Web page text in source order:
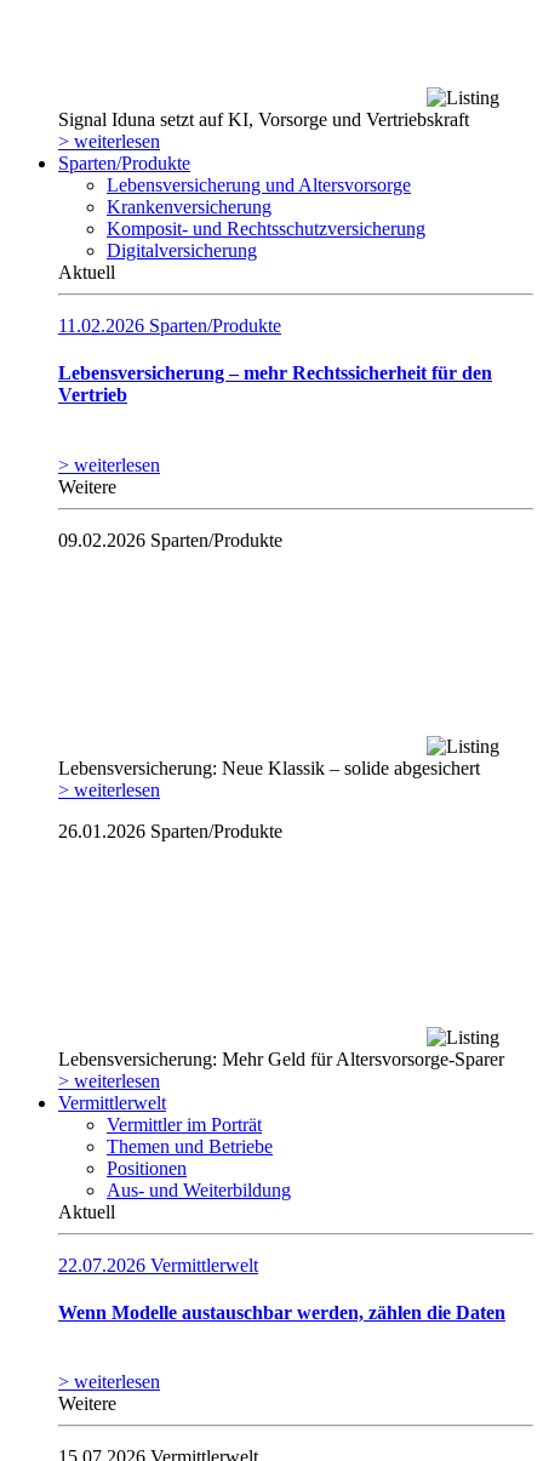
Signal Iduna setzt auf KI, Vorsorge und Vertriebskraft
> weiterlesen
Sparten/Produkte
Lebensversicherung und Altersvorsorge
Krankenversicherung
Komposit- und Rechtsschutzversicherung
Digitalversicherung
Aktuell
11.02.2026 Sparten/Produkte
Lebensversicherung – mehr Rechtssicherheit für den
Vertrieb
> weiterlesen
Weitere
09.02.2026 Sparten/Produkte
Lebensversicherung: Neue Klassik – solide abgesichert
> weiterlesen
26.01.2026 Sparten/Produkte
Lebensversicherung: Mehr Geld für Altersvorsorge-Sparer
> weiterlesen
Vermittlerwelt
Vermittler im Porträt
Themen und Betriebe
Positionen
Aus- und Weiterbildung
Aktuell
22.07.2026 Vermittlerwelt
Wenn Modelle austauschbar werden, zählen die Daten
> weiterlesen
Weitere